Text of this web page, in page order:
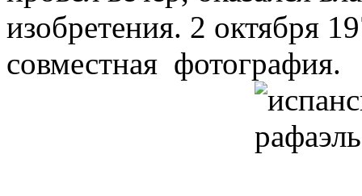
изобретения. 2 октября
совместная фотография.